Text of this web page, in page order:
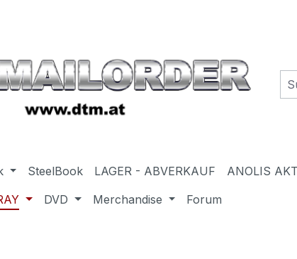
SteelBook LAGER - ABVERKAUF ANOLIS
DVD Merchandise Forum